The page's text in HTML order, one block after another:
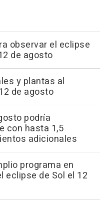
observar el eclipse
de agosto
y plantas al
de agosto
podría
con hasta 1,5
adicionales
programa en
eclipse de Sol el 12